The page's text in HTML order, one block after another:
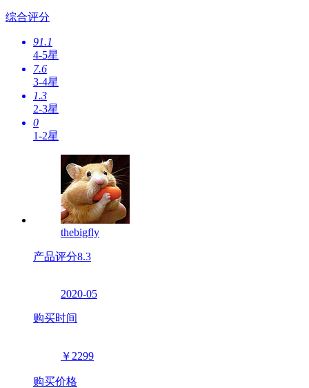
综合评分
91.1
4-5星
7.6
3-4星
1.3
2-3星
0
1-2星
thebigfly
产品评分8.3
2020-05
购买时间
￥2299
购买价格